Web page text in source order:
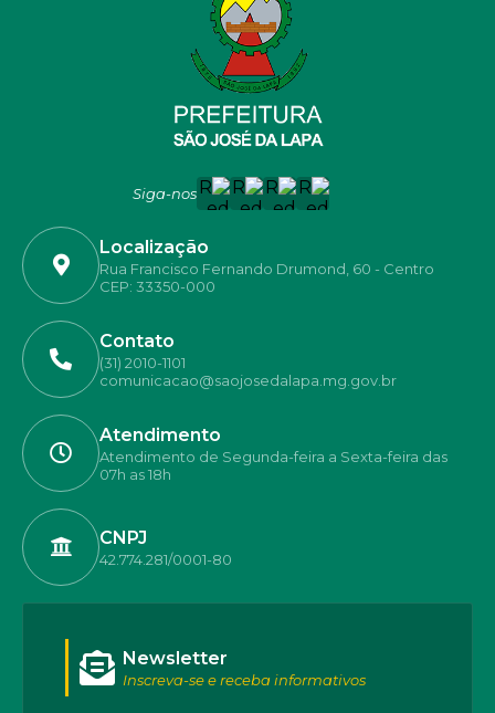
Siga-nos
Localização
Rua Francisco Fernando Drumond, 60 - Centro
CEP: 33350-000
Contato
(31) 2010-1101
comunicacao@saojosedalapa.mg.gov.br
Atendimento
Atendimento de Segunda-feira a Sexta-feira das
07h as 18h
CNPJ
42.774.281/0001-80
Newsletter
Inscreva-se e receba informativos